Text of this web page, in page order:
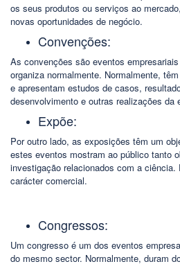
os seus produtos ou serviços ao
novas oportunidades de negócio.
Convenções:
As convenções são eventos
organiza normalmente. Normalmente,
e apresentam estudos de casos,
desenvolvimento e outras realizações da
Expõe:
Por outro lado, as exposições têm um
estes eventos mostram ao público tanto
investigação relacionados com a ciência.
carácter comercial.
Congressos:
Um congresso é um dos eventos
do mesmo sector. Normalmente, duram